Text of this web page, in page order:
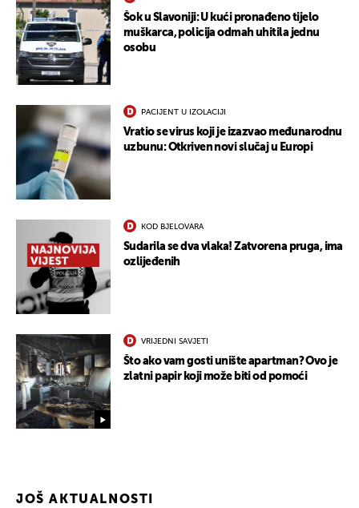
Šok u Slavoniji: U kući pronađeno tijelo
muškarca, policija odmah uhitila jednu
osobu
PACIJENT U IZOLACIJI
Vratio se virus koji je izazvao međunarodnu
uzbunu: Otkriven novi slučaj u Europi
KOD BJELOVARA
Sudarila se dva vlaka! Zatvorena pruga, ima
ozlijeđenih
VRIJEDNI SAVJETI
Što ako vam gosti unište apartman? Ovo je
zlatni papir koji može biti od pomoći
JOŠ AKTUALNOSTI